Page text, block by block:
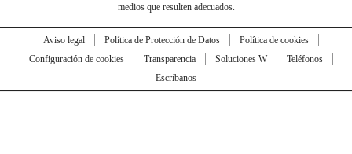
medios que resulten adecuados.
Aviso legal Política de Protección de Datos
Política de cookies
Configuración de cookies
Transparencia Soluciones W
Teléfonos
Escríbanos